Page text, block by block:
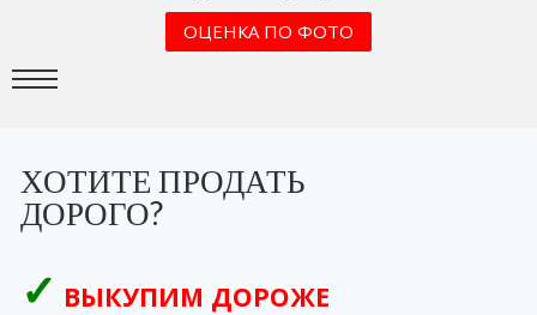
ОЦЕНКА ПО ФОТО
ХОТИТЕ ПРОДАТЬ
ДОРОГО?
ВЫКУПИМ ДОРОЖЕ